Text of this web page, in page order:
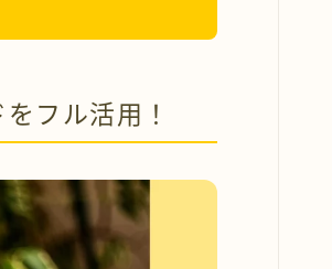
フル活用！